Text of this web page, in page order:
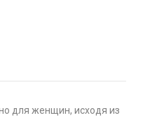
для женщин, исходя из